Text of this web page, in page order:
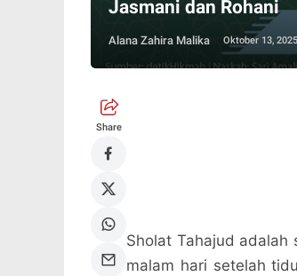
Jasmani dan Rohani
Alana Zahira Malika Oktober 13, 2025
Share
Sholat Tahajud
malam hari setelah